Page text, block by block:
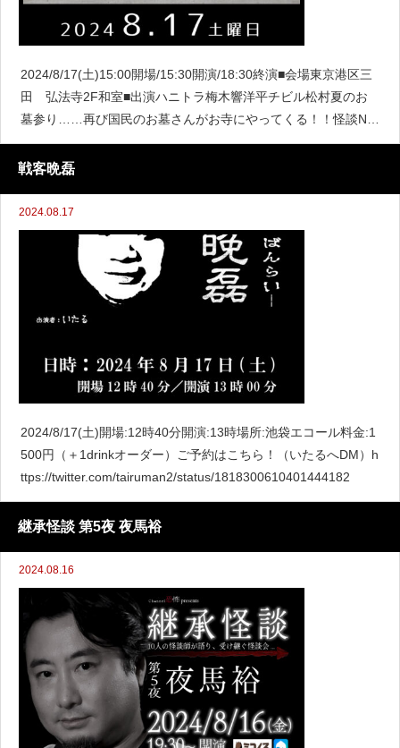
2024/8/17(土)15:00開場/15:30開演/18:30終演■会場東京港区三
田 弘法寺2F和室■出演ハニトラ梅木響洋平チビル松村夏のお
墓参り……再び国民のお墓さんがお寺にやってくる！！怪談NG
ワードを1つ書いてご予約してください！！ご予約はこちら！
戦客晩磊
2024.08.17
2024/8/17(土)開場:12時40分開演:13時場所:池袋エコール料金:1
500円（＋1drinkオーダー）ご予約はこちら！（いたるへDM）h
ttps://twitter.com/tairuman2/status/1818300610401444182
継承怪談 第5夜 夜馬裕
2024.08.16